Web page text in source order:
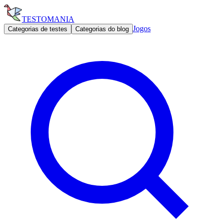
TESTOMANIA
Categorias de testes Categorias do blog Jogos